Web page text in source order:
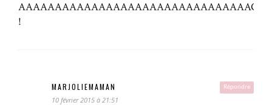
AAAAAAAAAAAAAAAAAAAAAAAAAAAAAAAAGH
!
Répondre
MARJOLIEMAMAN
10 février 2015 à 21:51